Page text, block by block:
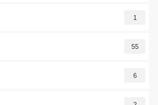
1
55
6